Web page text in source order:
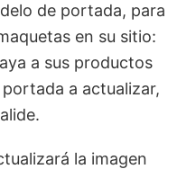
de portada, para
en su sitio:
a sus productos
a actualizar,
la imagen